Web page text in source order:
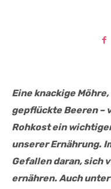
Eine knackige
gepflückte Beeren –
Rohkost ein
unserer Ernährung.
Gefallen daran, sich
ernähren. Auch